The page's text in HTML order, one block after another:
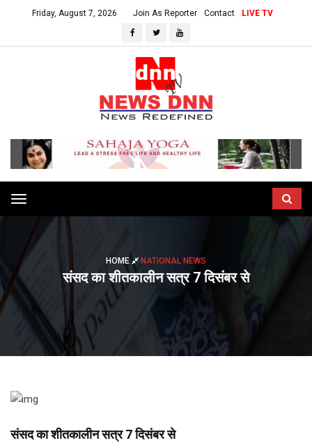
Friday, August 7, 2026 Join As Reporter Contact LIVE TV
Toggle
navigation
HOME NATIONAL NEWS
संसद का शीतकालीन सत्र 7 दिसंबर से
संसद का शीतकालीन सत्र 7 दिसंबर से